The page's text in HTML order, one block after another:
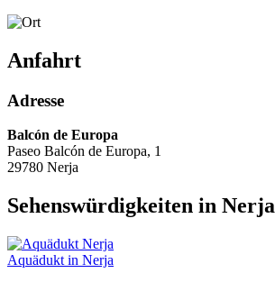
Anfahrt
Adresse
Balcón de Europa
Paseo Balcón de Europa, 1
29780 Nerja
Sehenswürdigkeiten in Nerja
Aquädukt in Nerja